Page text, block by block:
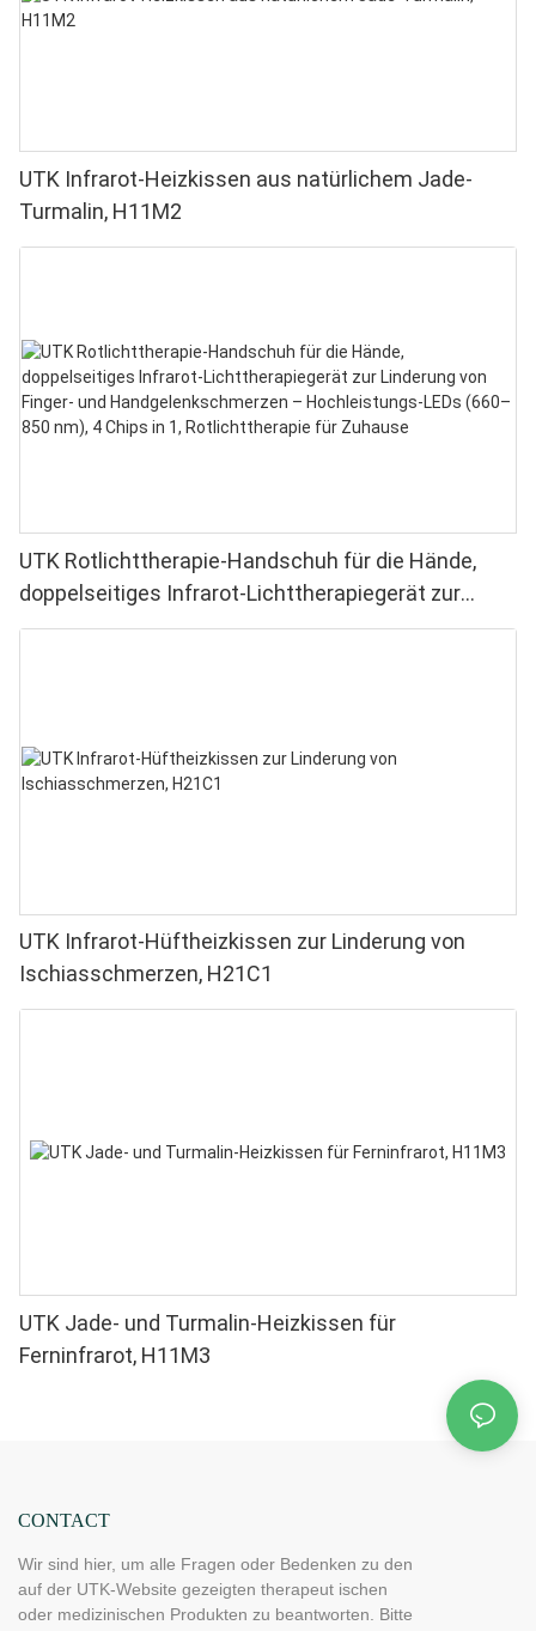
UTK Infrarot-Heizkissen aus natürlichem Jade-
Turmalin, H11M2
UTK Rotlichttherapie-Handschuh für die Hände,
doppelseitiges Infrarot-Lichttherapiegerät zur
Linderung von Finger- und Handgelenkschmerzen –
UTK Infrarot-Hüftheizkissen zur Linderung von
Ischiasschmerzen, H21C1
UTK Jade- und Turmalin-Heizkissen für
Ferninfrarot, H11M3
CONTACT
Wir sind hier, um alle Fragen oder Bedenken zu den
auf der UTK-Website gezeigten therapeut ischen
oder medizinischen Produkten zu beantworten. Bitte